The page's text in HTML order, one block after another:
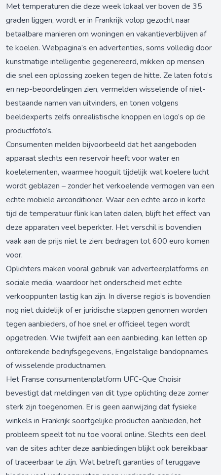
Met temperaturen die deze week lokaal ver boven de 35
graden liggen, wordt er in Frankrijk volop gezocht naar
betaalbare manieren om woningen en vakantieverblijven af
te koelen. Webpagina’s en advertenties, soms volledig door
kunstmatige intelligentie gegenereerd, mikken op mensen
die snel een oplossing zoeken tegen de hitte. Ze laten foto’s
en nep-beoordelingen zien, vermelden wisselende of niet-
bestaande namen van uitvinders, en tonen volgens
beeldexperts zelfs onrealistische knoppen en logo’s op de
productfoto’s.
Consumenten melden bijvoorbeeld dat het aangeboden
apparaat slechts een reservoir heeft voor water en
koelelementen, waarmee hooguit tijdelijk wat koelere lucht
wordt geblazen – zonder het verkoelende vermogen van een
echte mobiele airconditioner. Waar een echte airco in korte
tijd de temperatuur flink kan laten dalen, blijft het effect van
deze apparaten veel beperkter. Het verschil is bovendien
vaak aan de prijs niet te zien: bedragen tot 600 euro komen
voor.
Oplichters maken vooral gebruik van adverteerplatforms en
sociale media, waardoor het onderscheid met echte
verkooppunten lastig kan zijn. In diverse regio’s is bovendien
nog niet duidelijk of er juridische stappen genomen worden
tegen aanbieders, of hoe snel er officieel tegen wordt
opgetreden. Wie twijfelt aan een aanbieding, kan letten op
ontbrekende bedrijfsgegevens, Engelstalige bandopnames
of wisselende productnamen.
Het Franse consumentenplatform UFC-Que Choisir
bevestigt dat meldingen van dit type oplichting deze zomer
sterk zijn toegenomen. Er is geen aanwijzing dat fysieke
winkels in Frankrijk soortgelijke producten aanbieden, het
probleem speelt tot nu toe vooral online. Slechts een deel
van de sites achter deze aanbiedingen blijkt ook bereikbaar
of traceerbaar te zijn. Wat betreft garanties of teruggave